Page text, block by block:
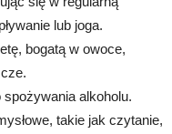
lub joga.
bogatą w owoce,
alkoholu.
takie jak czytanie,